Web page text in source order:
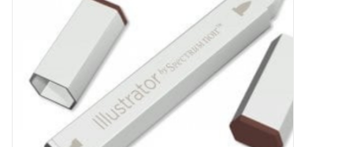
WORKSHOPS
SPECIALS
OUTILS